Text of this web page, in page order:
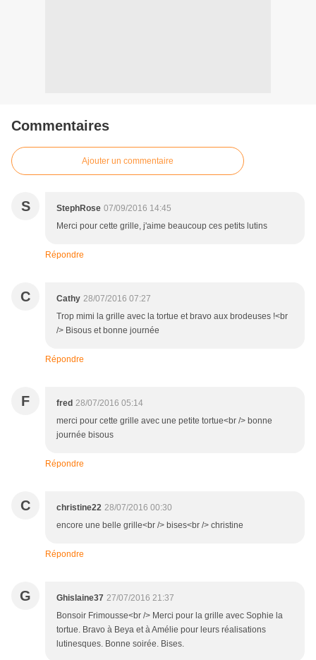
Commentaires
Ajouter un commentaire
S StephRose 07/09/2016 14:45
Merci pour cette grille, j'aime beaucoup ces petits lutins
Répondre
C Cathy 28/07/2016 07:27
Trop mimi la grille avec la tortue et bravo aux brodeuses !<br
/> Bisous et bonne journée
Répondre
F fred 28/07/2016 05:14
merci pour cette grille avec une petite tortue<br /> bonne
journée bisous
Répondre
C christine22 28/07/2016 00:30
encore une belle grille<br /> bises<br /> christine
Répondre
G Ghislaine37 27/07/2016 21:37
Bonsoir Frimousse<br /> Merci pour la grille avec Sophie la
tortue. Bravo à Beya et à Amélie pour leurs réalisations
lutinesques. Bonne soirée. Bises.